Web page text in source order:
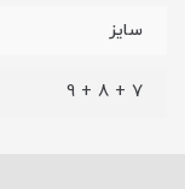
سایز
7 + 8 + 9